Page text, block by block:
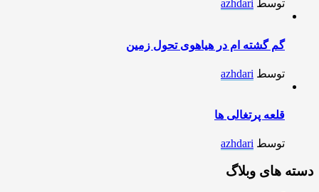
توسط azhdari
گم گشته ام در هیاهوی تحول زمین
توسط azhdari
قلعه پرتغالی ها
توسط azhdari
دسته های وبلاگ